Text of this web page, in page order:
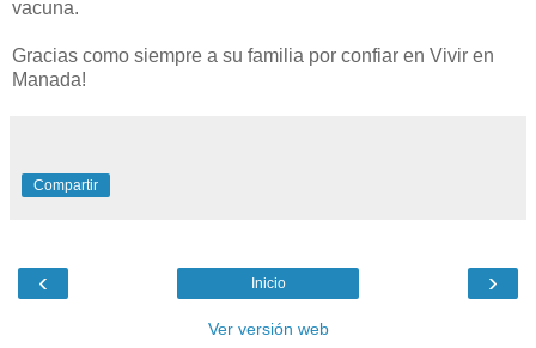
vacuna.
Gracias como siempre a su familia por confiar en Vivir en
Manada!
Compartir
‹ ›
Inicio
Ver versión web